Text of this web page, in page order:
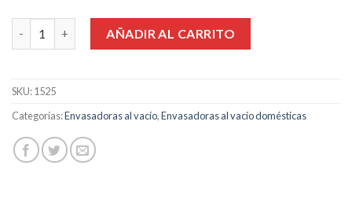
Envasadora al vacío doméstica Caso VRH 490 advanced
AÑADIR AL CARRITO
SKU:1525
Categorías:Envasadoras al vacío,Envasadoras al vacío domésticas